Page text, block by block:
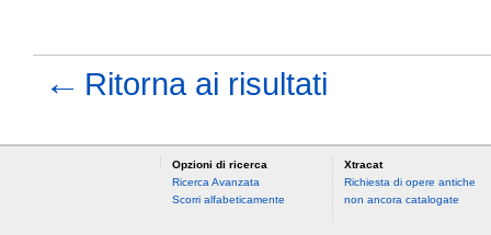
← Ritorna ai risultati
Opzioni di ricerca
Ricerca Avanzata
Scorri alfabeticamente
Xtracat
Richiesta di opere antiche
non ancora catalogate